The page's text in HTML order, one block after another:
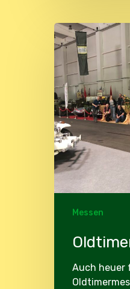
Oldtimermesse
Tulln
2023
Messen
Auch heuer